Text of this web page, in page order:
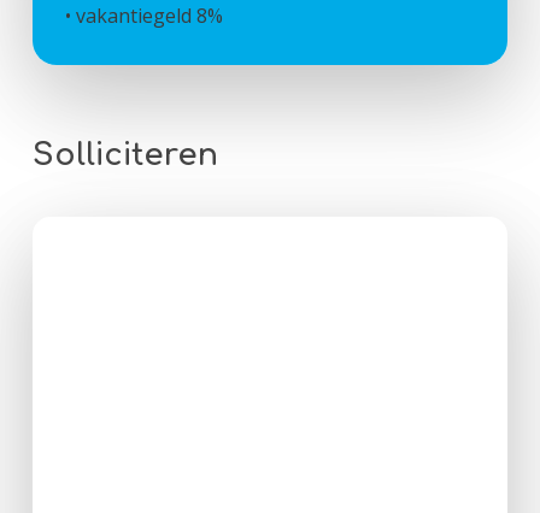
• vakantiegeld 8%
Solliciteren